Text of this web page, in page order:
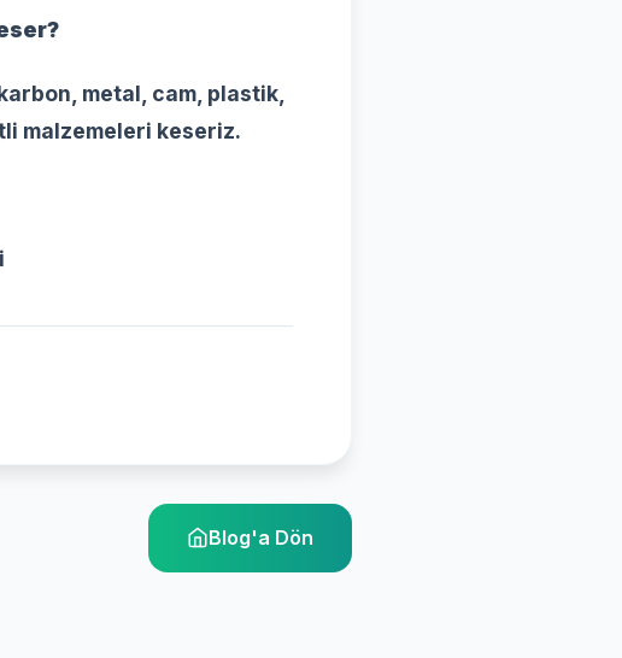
metal, cam, plastik,
malzemeleri keseriz.
Blog'a Dön